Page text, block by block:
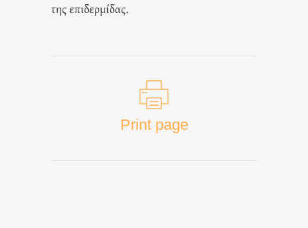
της επιδερμίδας.
Print page